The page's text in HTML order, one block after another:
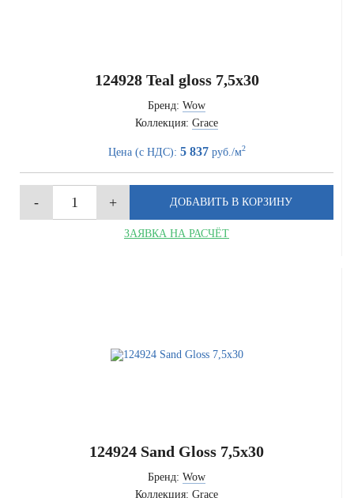
124928 Teal gloss 7,5x30
Бренд: Wow
Коллекция: Grace
Цена (с НДС): 5 837руб./м2
ЗАЯВКА НА РАСЧЁТ
124924 Sand Gloss 7,5x30
Бренд: Wow
Коллекция: Grace